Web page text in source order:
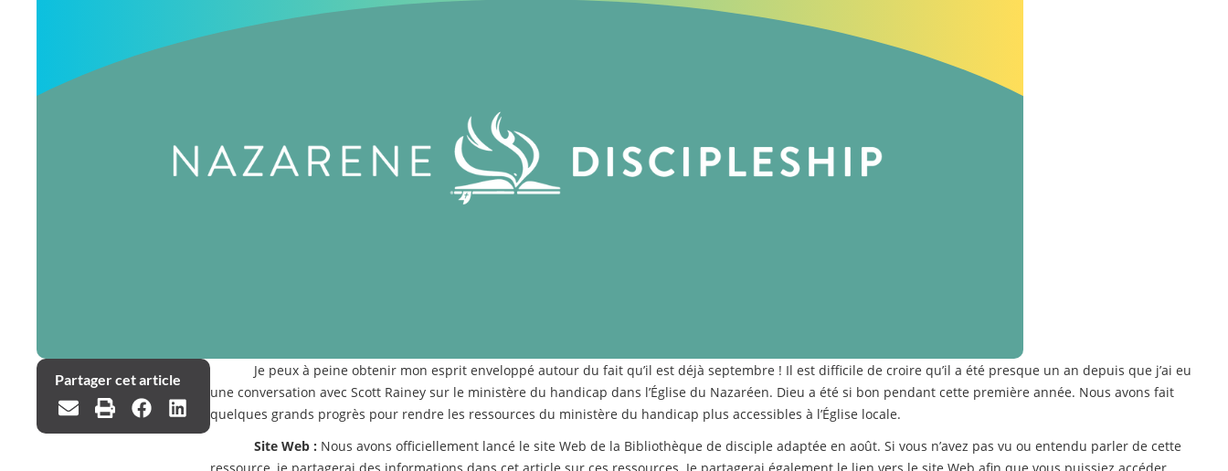
Partager cet article
Je peux à peine obtenir mon esprit enveloppé autour du fait qu’il est déjà septembre ! Il est difficile de croire qu’il a été presque un an depuis que j’ai eu
une conversation avec Scott Rainey sur le ministère du handicap dans l’Église du Nazaréen. Dieu a été si bon pendant cette première année. Nous avons fait
quelques grands progrès pour rendre les ressources du ministère du handicap plus accessibles à l’Église locale.
Site Web : Nous avons officiellement lancé le site Web de la Bibliothèque de disciple adaptée en août. Si vous n’avez pas vu ou entendu parler de cette